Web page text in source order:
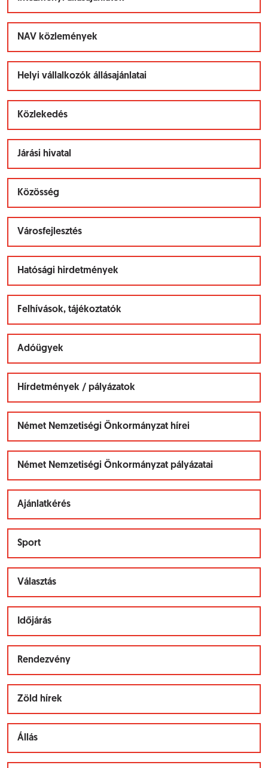
NAV közlemények
Helyi vállalkozók állásajánlatai
Közlekedés
Járási hivatal
Közösség
Városfejlesztés
Hatósági hirdetmények
Felhívások, tájékoztatók
Adóügyek
Hírdetmények / pályázatok
Német Nemzetiségi Önkormányzat hírei
Német Nemzetiségi Önkormányzat pályázatai
Ajánlatkérés
Sport
Választás
Időjárás
Rendezvény
Zöld hírek
Állás